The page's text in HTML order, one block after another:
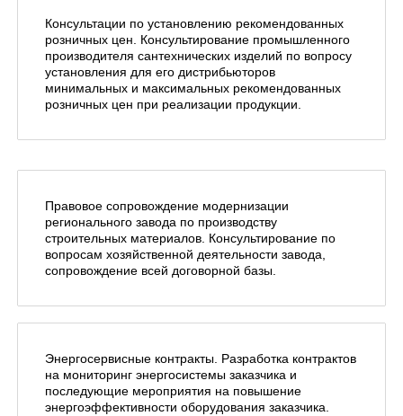
Консультации по установлению рекомендованных
розничных цен. Консультирование промышленного
производителя сантехнических изделий по вопросу
установления для его дистрибьюторов
минимальных и максимальных рекомендованных
розничных цен при реализации продукции.
Правовое сопровождение модернизации
регионального завода по производству
строительных материалов. Консультирование по
вопросам хозяйственной деятельности завода,
сопровождение всей договорной базы.
Энергосервисные контракты. Разработка контрактов
на мониторинг энергосистемы заказчика и
последующие мероприятия на повышение
энергоэффективности оборудования заказчика.